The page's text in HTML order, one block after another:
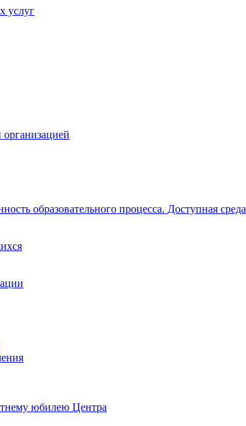
услуг
организацией
образовательного процесса. Доступная среда
юбилею Центра